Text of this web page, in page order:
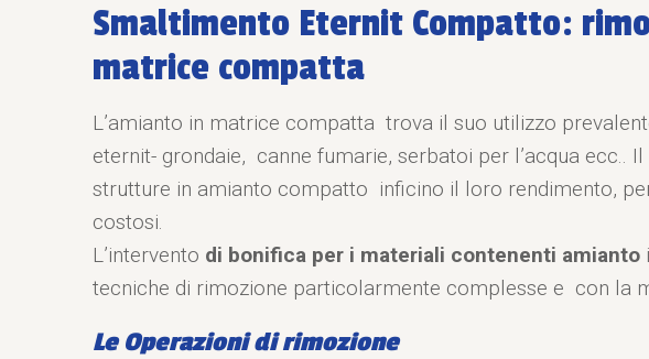
Smaltimento Eternit Compatto:
matrice compatta
L’amianto in matrice compatta trova il suo utilizzo
eternit- grondaie, canne fumarie, serbatoi per l’acqua
strutture in amianto compatto inficino il loro rendimento,
costosi.
L’intervento di bonifica per i materiali contenenti amianto
tecniche di rimozione particolarmente complesse e con la
Le Operazioni di rimozione